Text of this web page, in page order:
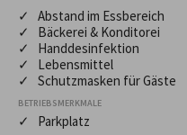
✓ Abstand im Essbereich
✓ Bäckerei & Konditorei
✓ Handdesinfektion
✓ Lebensmittel
✓ Schutzmasken für Gäste
BETRIEBSMERKMALE
✓ Parkplatz